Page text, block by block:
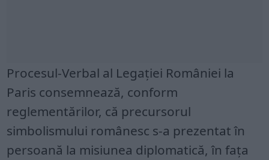
Procesul-Verbal al Legației României la
Paris consemnează, conform
reglementărilor, că precursorul
simbolismului românesc s-a prezentat în
persoană la misiunea diplomatică, în fața